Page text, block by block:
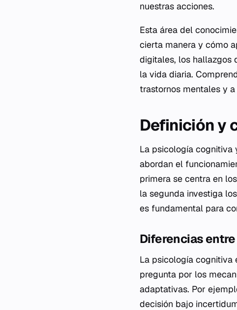
nuestras acciones.
Esta área del
cierta manera y cómo
digitales, los hallazgos
la vida diaria.
trastornos mentales y
Definición y
La psicología cognitiva
abordan el
primera se centra en
la segunda investiga
es fundamental para
Diferencias
La psicología cognitiva
pregunta por los
adaptativas. Por
decisión bajo